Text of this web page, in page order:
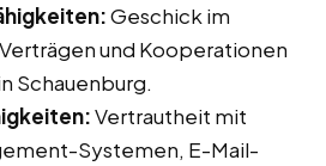
Geschick im
und Kooperationen
Schauenburg.
Vertrautheit mit
Systemen, E-Mail-